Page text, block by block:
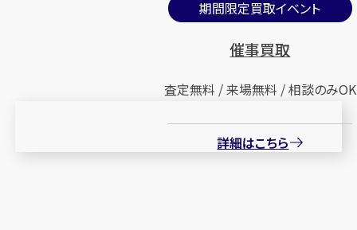
期間限定買取イベント
催事買取
査定無料 / 来場無料 / 相談のみOK
詳細はこちら